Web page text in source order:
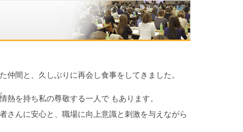
間と、久しぶりに再会し食事をしてきました。
熱を持ち私の尊敬する一人で もあります。
さんに安心と、職場に向上意識と刺激を与えながら